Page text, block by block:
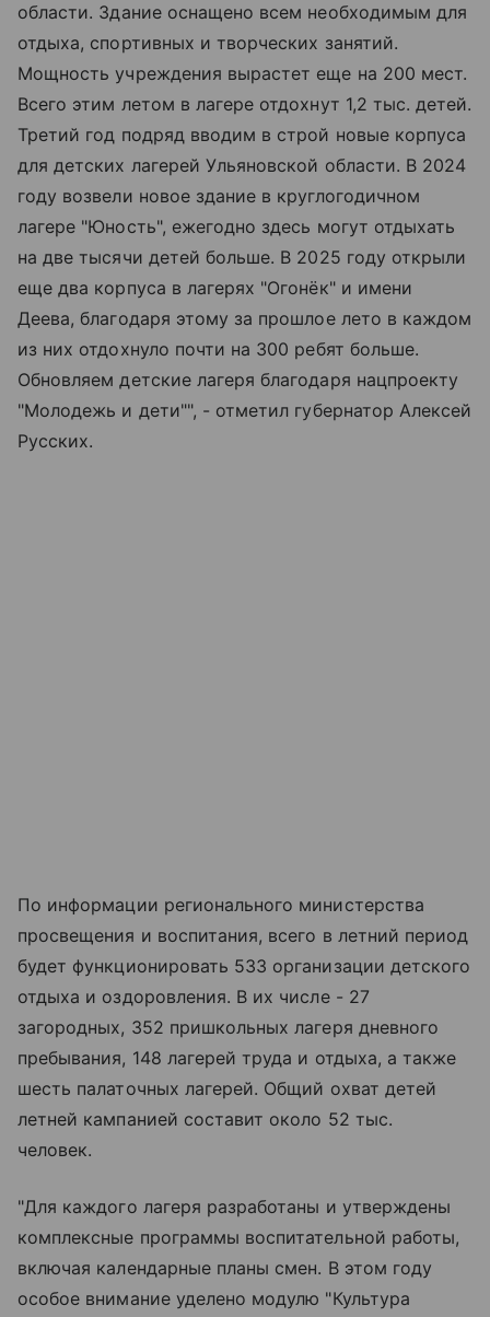
области. Здание оснащено всем необходимым для
отдыха, спортивных и творческих занятий.
Мощность учреждения вырастет еще на 200 мест.
Всего этим летом в лагере отдохнут 1,2 тыс. детей.
Третий год подряд вводим в строй новые корпуса
для детских лагерей Ульяновской области. В 2024
году возвели новое здание в круглогодичном
лагере "Юность", ежегодно здесь могут отдыхать
на две тысячи детей больше. В 2025 году открыли
еще два корпуса в лагерях "Огонёк" и имени
Деева, благодаря этому за прошлое лето в каждом
из них отдохнуло почти на 300 ребят больше.
Обновляем детские лагеря благодаря нацпроекту
"Молодежь и дети"", - отметил губернатор Алексей
Русских.
По информации регионального министерства
просвещения и воспитания, всего в летний период
будет функционировать 533 организации детского
отдыха и оздоровления. В их числе - 27
загородных, 352 пришкольных лагеря дневного
пребывания, 148 лагерей труда и отдыха, а также
шесть палаточных лагерей. Общий охват детей
летней кампанией составит около 52 тыс.
человек.
"Для каждого лагеря разработаны и утверждены
комплексные программы воспитательной работы,
включая календарные планы смен. В этом году
особое внимание уделено модулю "Культура